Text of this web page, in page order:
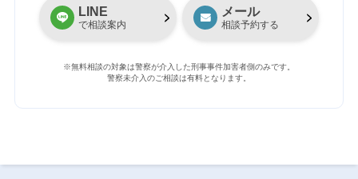
LINE
で相談案内
メール
相談予約する
※無料相談の対象は警察が介入した刑事事件加害者側のみです。
警察未介入のご相談は有料となります。